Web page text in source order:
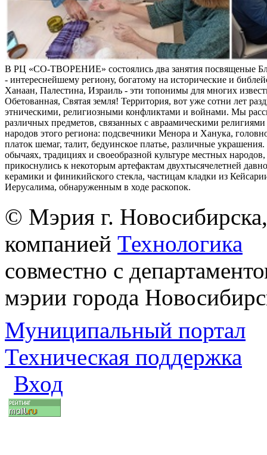
В РЦ «СО-ТВОРЕНИЕ» состоялись два занятия посвященые
- интереснейшему региону, богатому на исторические и
Ханаан, Палестина, Израиль - эти топонимы для многих
Обетованная, Святая земля! Территория, вот уже сотни лет
этническими, религиозными конфликтами и войнами. Мы
различных предметов, связанных с авраамическими религиями
народов этого региона: подсвечники Менора и Ханука,
платок шемаг, талит, бедуинское платье, различные
обычаях, традициях и своеобразной культуре местных
прикоснулись к некоторым артефактам двухтысячелетней
керамики и финикийского стекла, частицам кладки из
Иерусалима, обнаруженным в ходе раскопок.
© Мэрия г.
компанией Технологика
совместно с
мэрии города
Муниципальный портал
Техническая поддержка
Вход